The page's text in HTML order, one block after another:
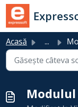
Sari la conținutul
Acasă ...